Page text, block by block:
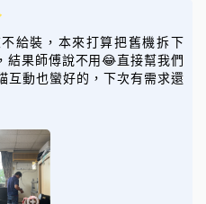
給裝，本來打算把舊機拆下
結果師傅說不用😂直接幫我們
互動也蠻好的，下次有需求還